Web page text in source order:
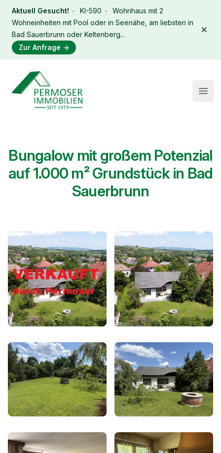
Aktuell Gesucht! KI-590
Wohnhaus mit 2
Wohneinheiten mit Pool oder in Seenähe, am liebsten in
Bad Sauerbrunn oder Keltenberg...
Zur Anfrage →
Immobilien Permoser Logo
Bungalow mit großem Potenzial
auf 1.000 m² Grundstück in Bad
Sauerbrunn